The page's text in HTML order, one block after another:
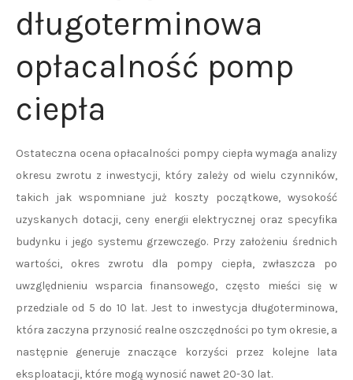
długoterminowa
opłacalność pomp
ciepła
Ostateczna ocena opłacalności pompy ciepła wymaga analizy
okresu zwrotu z inwestycji, który zależy od wielu czynników,
takich jak wspomniane już koszty początkowe, wysokość
uzyskanych dotacji, ceny energii elektrycznej oraz specyfika
budynku i jego systemu grzewczego. Przy założeniu średnich
wartości, okres zwrotu dla pompy ciepła, zwłaszcza po
uwzględnieniu wsparcia finansowego, często mieści się w
przedziale od 5 do 10 lat. Jest to inwestycja długoterminowa,
która zaczyna przynosić realne oszczędności po tym okresie, a
następnie generuje znaczące korzyści przez kolejne lata
eksploatacji, które mogą wynosić nawet 20-30 lat.